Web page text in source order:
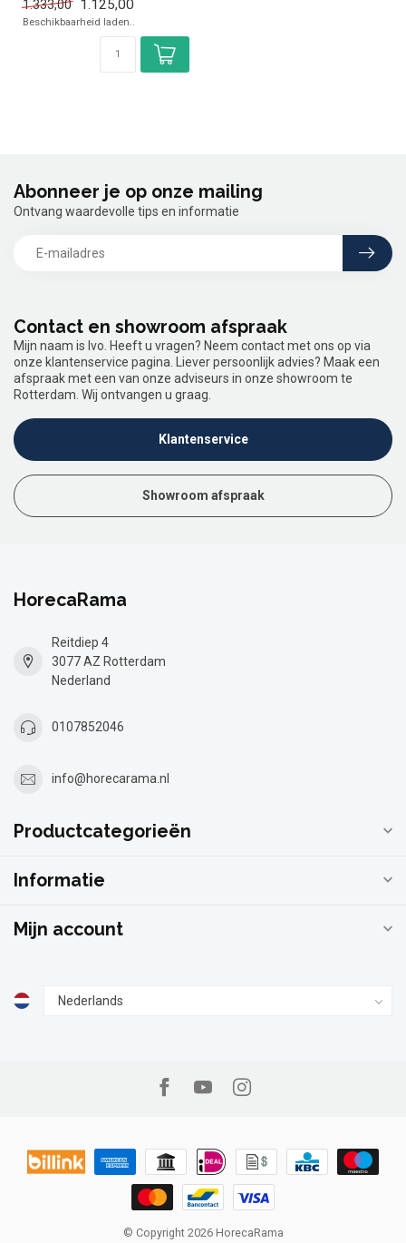
✓ Gas
1.333,00 1.125,00
Beschikbaarheid laden..
Contact en showroom afspraak
Mijn naam is Ivo. Heeft u vragen? Neem contact met ons op via
onze klantenservice pagina. Liever persoonlijk advies? Maak een
afspraak met een van onze adviseurs in onze showroom te
Rotterdam. Wij ontvangen u graag.
Klantenservice
Showroom afspraak
Abonneer je op onze mailing
Ontvang waardevolle tips en informatie
HorecaRama
Reitdiep 4
3077 AZ Rotterdam
Nederland
0107852046
info@horecarama.nl
Productcategorieën
Informatie
Mijn account
© Copyright 2026 HorecaRama